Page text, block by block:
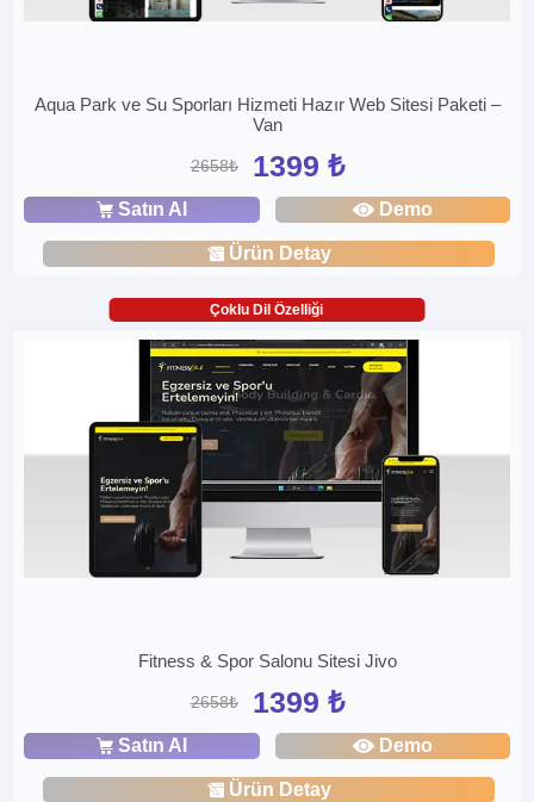
Aqua Park ve Su Sporları Hizmeti Hazır Web Sitesi Paketi –
Van
2658₺ 1399 ₺
Satın Al Demo
Ürün Detay
Çoklu Dil Özelliği
Fitness & Spor Salonu Sitesi Jivo
2658₺ 1399 ₺
Satın Al Demo
Ürün Detay